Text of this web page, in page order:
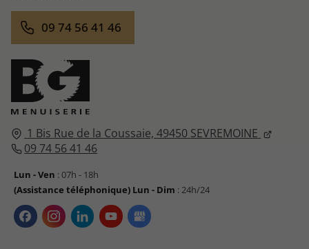
1 Bis Rue de la Coussaie, 49450 SEVREMOINE
09 74 56 41 46
Lun - Ven : 07h - 18h
(Assistance téléphonique) Lun - Dim : 24h/24
09 74 56 41 46